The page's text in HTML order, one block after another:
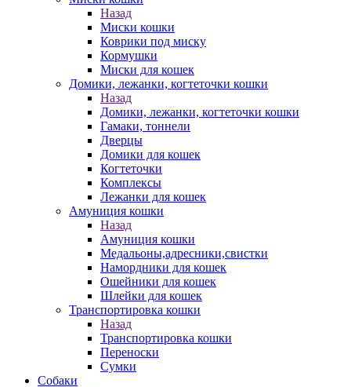
Назад
Миски кошки
Коврики под миску
Кормушки
Миски для кошек
Домики, лежанки, когтеточки кошки
Назад
Домики, лежанки, когтеточки кошки
Гамаки, тоннели
Дверцы
Домики для кошек
Когтеточки
Комплексы
Лежанки для кошек
Амуниция кошки
Назад
Амуниция кошки
Медальоны,адресники,свистки
Намордники для кошек
Ошейники для кошек
Шлейки для кошек
Транспортировка кошки
Назад
Транспортировка кошки
Переноски
Сумки
Собаки